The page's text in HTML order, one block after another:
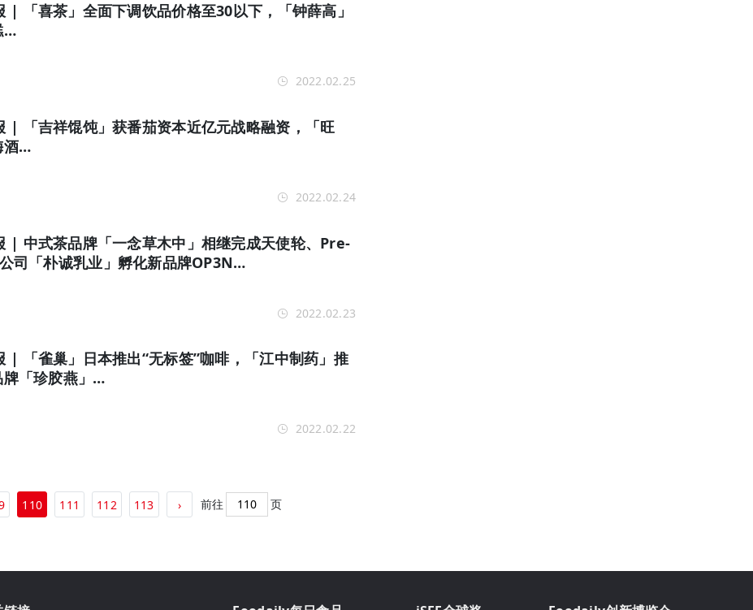
「喜茶」全面下调饮品价格至30以下，「钟薛高」
…
2022.02.25
| 「吉祥馄饨」获番茄资本近亿元战略融资，「旺
酒…
2022.02.24
| 中式茶品牌「一念草木中」相继完成天使轮、Pre-
司「朴诚乳业」孵化新品牌OP3N…
2022.02.23
| 「雀巢」日本推出“无标签”咖啡，「江中制药」推
牌「珍胶燕」…
2022.02.22
110 111 112 113 › 前往 页